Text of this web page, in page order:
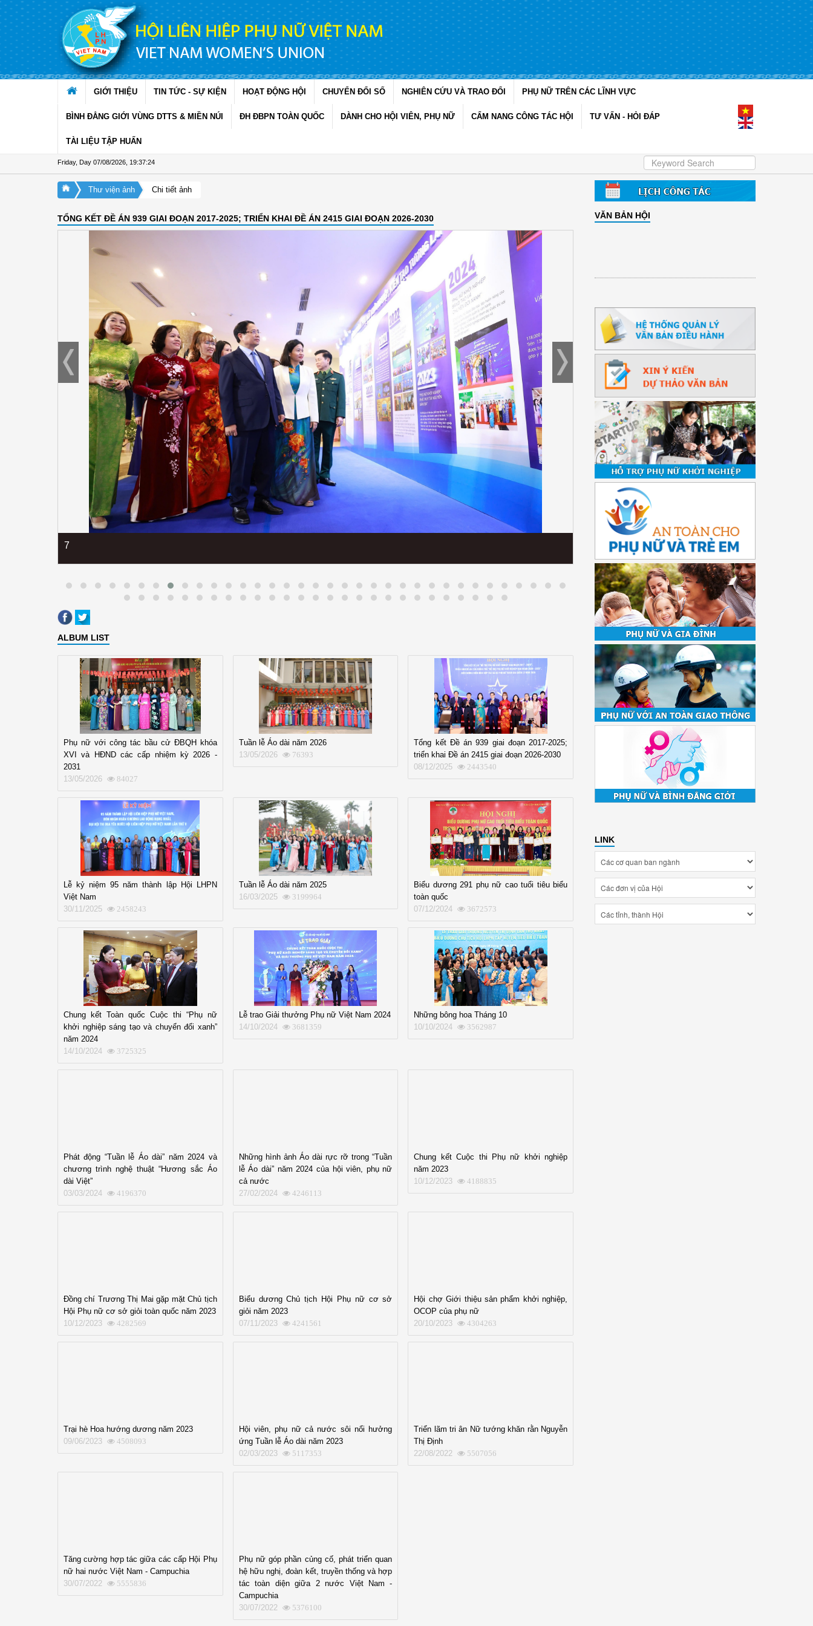
Skip to Content
GIỚI THIỆU TIN TỨC - SỰ KIỆN HOẠT ĐỘNG HỘI CHUYỂN ĐỔI SỐ NGHIÊN CỨU VÀ TRAO ĐỔI PHỤ NỮ TRÊN CÁC LĨNH VỰC
BÌNH ĐẲNG GIỚI VÙNG DTTS & MIỀN NÚI ĐH ĐBPN TOÀN QUỐC DÀNH CHO HỘI VIÊN, PHỤ NỮ CẨM NANG CÔNG TÁC HỘI TƯ VẤN - HỎI ĐÁP
TÀI LIỆU TẬP HUẤN
Friday, Day 07/08/2026 19:37:26
Thư viện ảnh Chi tiết ảnh
TỔNG KẾT ĐỀ ÁN 939 GIAI ĐOẠN 2017-2025; TRIỂN KHAI ĐỀ ÁN 2415 GIAI ĐOẠN 2026-2030
7
ALBUM LIST
Phụ nữ với công tác bầu cử ĐBQH khóa
XVI và HĐND các cấp nhiệm kỳ 2026 -
2031
13/05/2026
84027
Tuần lễ Áo dài năm 2026
13/05/2026
76393
Tổng kết Đề án 939 giai đoạn 2017-2025;
triển khai Đề án 2415 giai đoạn 2026-2030
08/12/2025
2443540
Lễ kỷ niệm 95 năm thành lập Hội LHPN
Việt Nam
30/11/2025
2458243
Tuần lễ Áo dài năm 2025
16/03/2025
3199964
Biểu dương 291 phụ nữ cao tuổi tiêu biểu
toàn quốc
07/12/2024
3672573
Chung kết Toàn quốc Cuộc thi “Phụ nữ
khởi nghiệp sáng tạo và chuyển đổi xanh”
năm 2024
14/10/2024
3725325
Lễ trao Giải thưởng Phụ nữ Việt Nam 2024
14/10/2024
3681359
Những bông hoa Tháng 10
10/10/2024
3562987
Phát động “Tuần lễ Áo dài” năm 2024 và
chương trình nghệ thuật “Hương sắc Áo
dài Việt”
03/03/2024
4196370
Những hình ảnh Áo dài rực rỡ trong “Tuần
lễ Áo dài” năm 2024 của hội viên, phụ nữ
cả nước
27/02/2024
4246113
Chung kết Cuộc thi Phụ nữ khởi nghiệp
năm 2023
10/12/2023
4188835
Đồng chí Trương Thị Mai gặp mặt Chủ tịch
Hội Phụ nữ cơ sở giỏi toàn quốc năm 2023
10/12/2023
4282569
Biểu dương Chủ tịch Hội Phụ nữ cơ sở
giỏi năm 2023
07/11/2023
4241561
Hội chợ Giới thiệu sản phẩm khởi nghiệp,
OCOP của phụ nữ
20/10/2023
4304263
Trại hè Hoa hướng dương năm 2023
09/06/2023
4508093
Hội viên, phụ nữ cả nước sôi nổi hưởng
ứng Tuần lễ Áo dài năm 2023
02/03/2023
5117353
Triển lãm tri ân Nữ tướng khăn rằn Nguyễn
Thị Định
22/08/2022
5507056
Tăng cường hợp tác giữa các cấp Hội Phụ
nữ hai nước Việt Nam - Campuchia
30/07/2022
5555836
Phụ nữ góp phần củng cố, phát triển quan
hệ hữu nghị, đoàn kết, truyền thống và hợp
tác toàn diện giữa 2 nước Việt Nam -
Campuchia
30/07/2022
5376100
VĂN BẢN HỘI
LINK